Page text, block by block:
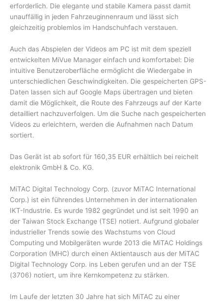
erforderlich. Die elegante und stabile Kamera passt damit
unauffällig in jeden Fahrzeuginnenraum und lässt sich
gleichzeitig problemlos im Handschuhfach verstauen.
Auch das Abspielen der Videos am PC ist mit dem speziell
entwickelten MiVue Manager einfach und komfortabel: Die
intuitive Benutzeroberfläche ermöglicht die Wiedergabe in
unterschiedlichen Geschwindigkeiten. Die gespeicherten GPS-
Daten lassen sich auf Google Maps übertragen und bieten
damit die Möglichkeit, die Route des Fahrzeugs auf der Karte
detailliert nachzuverfolgen. Um die Suche nach gespeicherten
Videos zu erleichtern, werden die Aufnahmen nach Datum
sortiert.
Das Gerät ist ab sofort für 160,35 EUR erhältlich bei reichelt
elektronik GmbH & Co. KG.
MiTAC Digital Technology Corp. (zuvor MiTAC International
Corp.) ist ein führendes Unternehmen in der internationalen
IKT-Industrie. Es wurde 1982 gegründet und ist seit 1990 an
der Taiwan Stock Exchange (TSE) notiert. Aufgrund globaler
industrieller Trends sowie des Wachstums von Cloud
Computing und Mobilgeräten wurde 2013 die MiTAC Holdings
Corporation (MHC) durch einen Aktientausch aus der MiTAC
Digital Technology Corp. ins Leben gerufen und an der TSE
(3706) notiert, um ihre Kernkompetenz zu stärken.
Im Laufe der letzten 30 Jahre hat sich MiTAC zu einer